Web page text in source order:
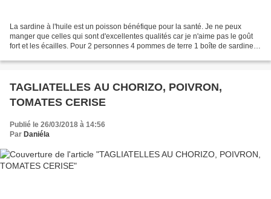
La sardine à l'huile est un poisson bénéfique pour la santé. Je ne peux
manger que celles qui sont d'excellentes qualités car je n'aime pas le goût
fort et les écailles. Pour 2 personnes 4 pommes de terre 1 boîte de sardines
TAGLIATELLES AU CHORIZO, POIVRON,
TOMATES CERISE
Publié le 26/03/2018 à 14:56
Par Daniéla